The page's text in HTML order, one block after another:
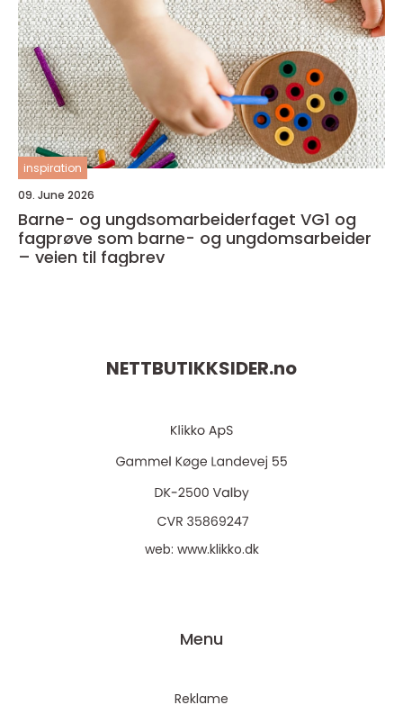
inspiration
09. June 2026
Barne- og ungdsomarbeiderfaget VG1 og
fagprøve som barne- og ungdomsarbeider
– veien til fagbrev
NETTBUTIKKSIDER.no
web: www.klikko.dk
Menu
Reklame